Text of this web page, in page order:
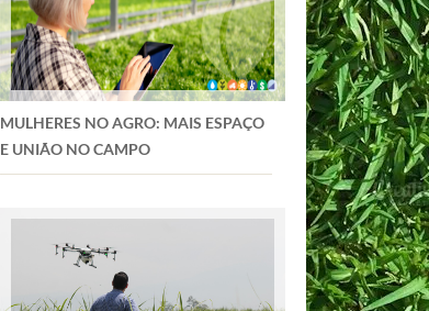
MULHERES NO AGRO: MAIS ESPAÇO
E UNIÃO NO CAMPO